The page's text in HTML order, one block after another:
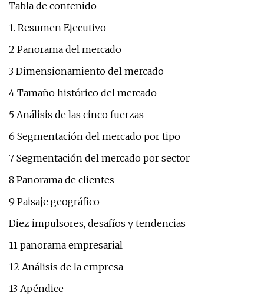
Tabla de contenido
1. Resumen Ejecutivo
2 Panorama del mercado
3 Dimensionamiento del mercado
4 Tamaño histórico del mercado
5 Análisis de las cinco fuerzas
6 Segmentación del mercado por tipo
7 Segmentación del mercado por sector
8 Panorama de clientes
9 Paisaje geográfico
Diez impulsores, desafíos y tendencias
11 panorama empresarial
12 Análisis de la empresa
13 Apéndice